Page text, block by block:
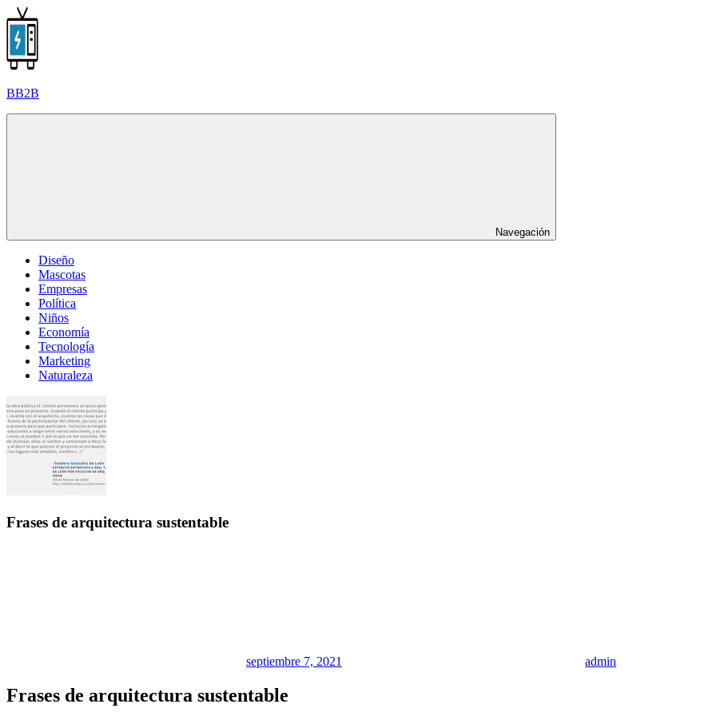
Saltar
al
contenido
BB2B
Navegación
Diseño
Mascotas
Empresas
Política
Niños
Economía
Tecnología
Marketing
Naturaleza
Frases de arquitectura sustentable
septiembre 7, 2021 admin
Frases de arquitectura sustentable